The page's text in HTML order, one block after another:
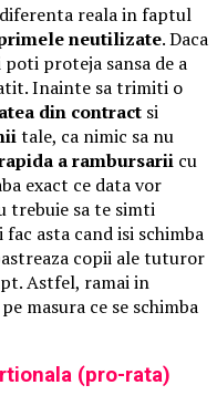
reala in faptul
neutilizate. Daca
proteja sansa de a
Inainte sa trimiti o
din contract si
tale, ca nimic sa nu
a rambursarii cu
exact ce data vor
trebuie sa te simti
asta cand isi schimba
copii ale tuturor
Astfel, ramai in
masura ce se schimba
(pro-rata)